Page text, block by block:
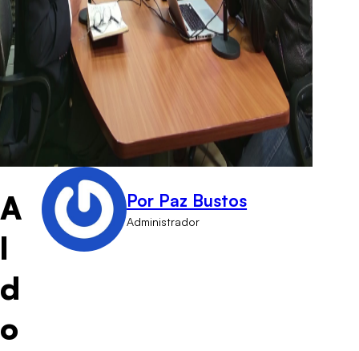
A
l
d
o
Por Paz Bustos
Administrador